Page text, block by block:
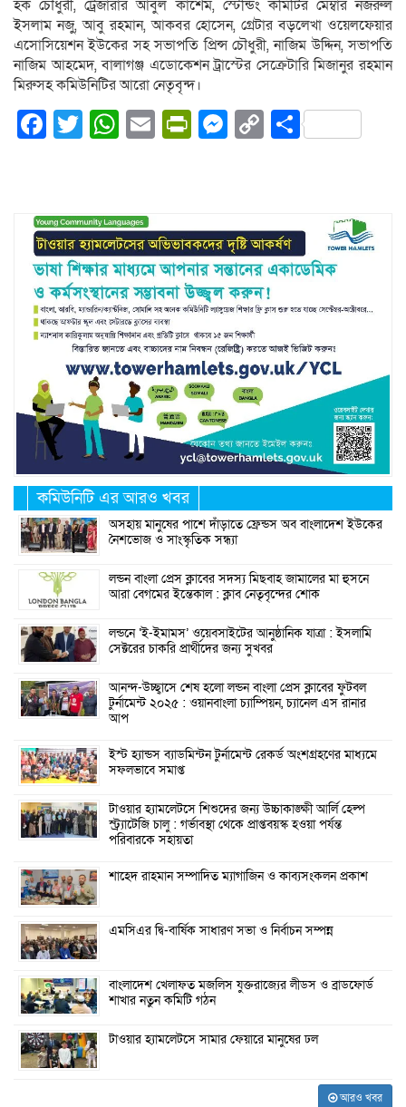
হক চৌধুরী, ট্রেজারার আবুল কাশেম, স্টেন্ডিং কমিটির মেম্বার নজরুল
ইসলাম নজু, আবু রহমান, আকবর হোসেন, গ্রেটার বড়লেখা ওয়েলফেয়ার
এসোসিয়েশন ইউকের সহ সভাপতি প্রিন্স চৌধুরী, নাজিম উদ্দিন, সভাপতি
নাজিম আহমেদ, বালাগঞ্জ এডোকেশন ট্রাস্টের সেক্রেটারি মিজানুর রহমান
মিরুসহ কমিউনিটির আরো নেতৃবৃন্দ।
Facebook
Twitter
WhatsApp
EmailPrintFriendly
Messenger
CopyShare
কমিউনিটি এর আরও খবর
অসহায় মানুষের পাশে দাঁড়াতে ফ্রেন্ডস অব বাংলাদেশ ইউকের
নৈশভোজ ও সাংস্কৃতিক সন্ধ্যা
লন্ডন বাংলা প্রেস ক্লাবের সদস্য মিছবাহ জামালের মা হুসনে
আরা বেগমের ইন্তেকাল : ক্লাব নেতৃবৃন্দের শোক
লন্ডনে ‘ই-ইমামস’ ওয়েবসাইটের আনুষ্ঠানিক যাত্রা : ইসলামি
সেক্টরের চাকরি প্রার্থীদের জন্য সুখবর
আনন্দ-উচ্ছ্বাসে শেষ হলো লন্ডন বাংলা প্রেস ক্লাবের ফুটবল
টুর্নামেন্ট ২০২৫ : ওয়ানবাংলা চ্যাম্পিয়ন, চ্যানেল এস রানার
আপ
ইস্ট হ্যান্ডস ব্যাডমিন্টন টুর্নামেন্ট রেকর্ড অংশগ্রহণের মাধ্যমে
সফলভাবে সমাপ্ত
টাওয়ার হ্যামলেটসে শিশুদের জন্য উচ্চাকাঙ্ক্ষী আর্লি হেল্প
স্ট্র্যাটেজি চালু : গর্ভাবস্থা থেকে প্রাপ্তবয়স্ক হওয়া পর্যন্ত
পরিবারকে সহায়তা
শাহেদ রাহমান সম্পাদিত ম্যাগাজিন ও কাব্যসংকলন প্রকাশ
এমসিএর দ্বি-বার্ষিক সাধারণ সভা ও নির্বাচন সম্পন্ন
বাংলাদেশ খেলাফত মজলিস যুক্তরাজ্যের লীডস ও ব্রাডফোর্ড
শাখার নতুন কমিটি গঠন
টাওয়ার হ্যামলেটসে সামার ফেয়ারে মানুষের ঢল
আরও খবর